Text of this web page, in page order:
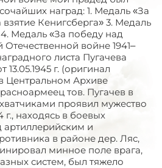
наград: 1. Медаль «За
взятие Кенигсберга» 3. Медаль
Медаль «За победу над
войне 1941–
листа Пугачева
г. (оригинал
Центральном Архиве
тов. Пугачев в
проявил мужество
г., находясь в боевых
артиллерийским и
в районе дер. Ляс,
минное поле врага,
систем, был тяжело